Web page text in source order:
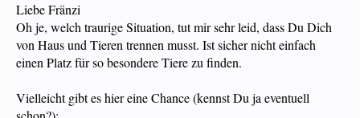
Liebe Fränzi
Oh je, welch traurige Situation, tut mir sehr leid, dass Du Dich
von Haus und Tieren trennen musst. Ist sicher nicht einfach
einen Platz für so besondere Tiere zu finden.
Vielleicht gibt es hier eine Chance (kennst Du ja eventuell